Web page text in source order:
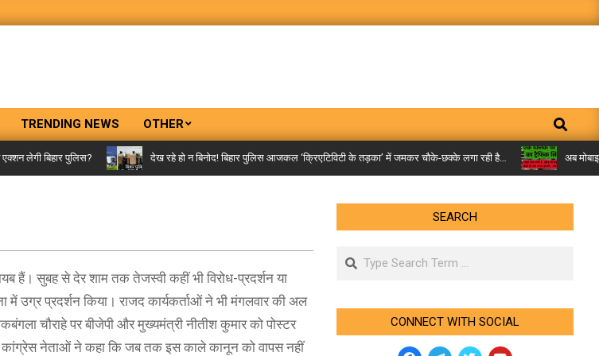
TRENDING NEWS OTHER Search
बिहार पुलिस? देख रहे हो न बिनोद! बिहार पुलिस आजकल ‘क्रिएटिविटी के तड़का’ में जमकर चौके-छक्के लगा रही है… अब मोबाइल
हैं। सुबह से देर शाम तक तेजस्वी कहीं भी विरोध-प्रदर्शन या
उग्र प्रदर्शन किया। राजद कार्यकर्ताओं ने भी मंगलवार की अल
चौराहे पर बीजेपी और मुख्यमंत्री नीतीश कुमार को पोस्टर
कांग्रेस नेताओं ने कहा कि जब तक इस काले कानून को वापस नहीं
SEARCH
Search
CONNECT WITH SOCIAL